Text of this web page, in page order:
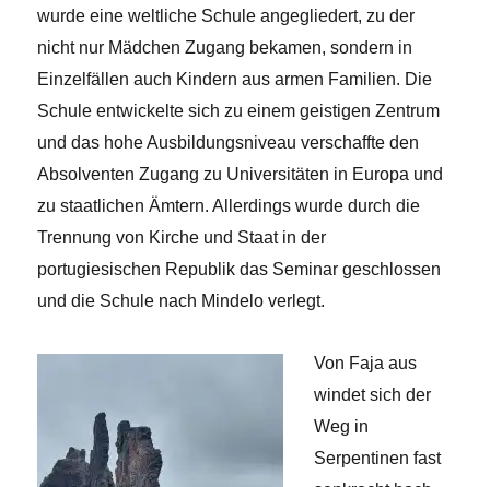
wurde eine weltliche Schule angegliedert, zu der
nicht nur Mädchen Zugang bekamen, sondern in
Einzelfällen auch Kindern aus armen Familien. Die
Schule entwickelte sich zu einem geistigen Zentrum
und das hohe Ausbildungsniveau verschaffte den
Absolventen Zugang zu Universitäten in Europa und
zu staatlichen Ämtern. Allerdings wurde durch die
Trennung von Kirche und Staat in der
portugiesischen Republik das Seminar geschlossen
und die Schule nach Mindelo verlegt.
Von Faja aus
windet sich der
Weg in
Serpentinen fast